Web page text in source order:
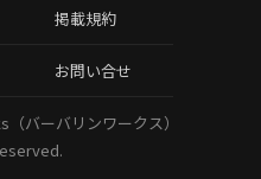
掲載規約
お問い合せ
（バーバリンワークス）